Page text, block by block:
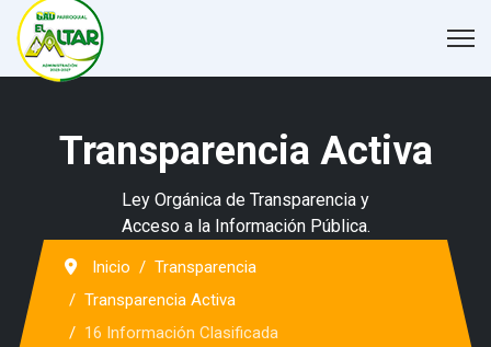
Transparencia Activa
Ley Orgánica de Transparencia y
Acceso a la Información Pública.
Inicio
Transparencia
Transparencia Activa
16 Información Clasificada